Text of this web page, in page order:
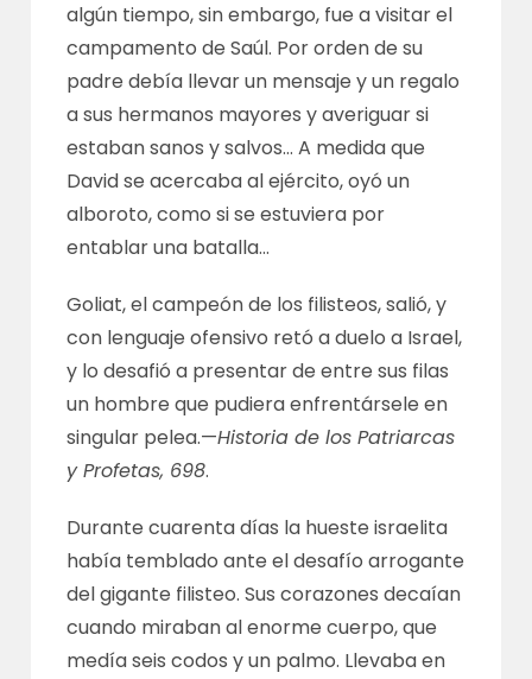
algún tiempo, sin embargo, fue a visitar el
campamento de Saúl. Por orden de su
padre debía llevar un mensaje y un regalo
a sus hermanos mayores y averiguar si
estaban sanos y salvos… A medida que
David se acercaba al ejército, oyó un
alboroto, como si se estuviera por
entablar una batalla…
Goliat, el campeón de los filisteos, salió, y
con lenguaje ofensivo retó a duelo a Israel,
y lo desafió a presentar de entre sus filas
un hombre que pudiera enfrentársele en
singular pelea.—Historia de los Patriarcas
y Profetas, 698.
Durante cuarenta días la hueste israelita
había temblado ante el desafío arrogante
del gigante filisteo. Sus corazones decaían
cuando miraban al enorme cuerpo, que
medía seis codos y un palmo. Llevaba en